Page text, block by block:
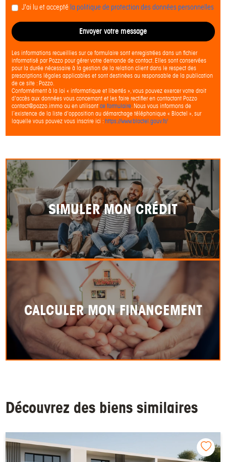
J'ai lu et accepté la politique de protection des données personnelles
Envoyer votre message
Les informations recueillies sur ce formulaire sont enregistrées dans un fichier
informatisé par Pozzo pour gérer votre demande de contact. Elles sont conservées
pour la durée nécessaire à la gestion de la relation client dans le respect des
prescriptions légales applicables et sont destinées au responsable de la publication
de ce site : Pozzo.
Conformément à la loi « informatique et libertés », vous pouvez exercer votre droit
d'accès aux données vous concernant et les faire rectifier en contactant Pozzo
contact@pozzo.immo ou en utilisant ce formulaire. Nous vous informons de
l’existence de la liste d'opposition au démarchage téléphonique « Bloctel », sur
laquelle vous pouvez vous inscrire ici : https://www.bloctel.gouv.fr/
SIMULER MON CRÉDIT
CALCULER MON FINANCEMENT
Découvrez des biens similaires